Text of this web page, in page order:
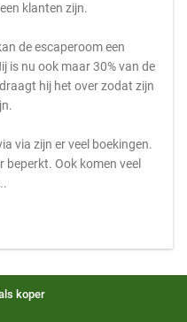
klanten zijn.
de escaperoom een
is nu ook maar 30% van de
hij het over zodat zijn
via zijn er veel boekingen.
beperkt. Ook komen veel
koper